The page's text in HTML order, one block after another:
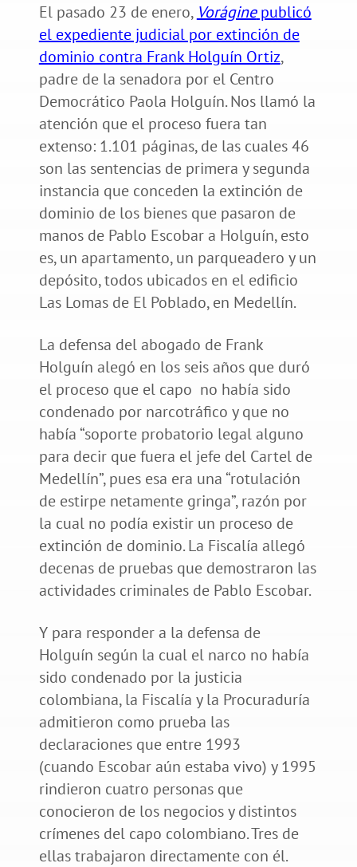
El pasado 23 de enero, Voráginepublicó
el expediente judicial por extinción de
dominio contra Frank Holguín Ortiz,
padre de la senadora por el Centro
Democrático Paola Holguín. Nos llamó la
atención que el proceso fuera tan
extenso: 1.101 páginas, de las cuales 46
son las sentencias de primera y segunda
instancia que conceden la extinción de
dominio de los bienes que pasaron de
manos de Pablo Escobar a Holguín, esto
es, un apartamento, un parqueadero y un
depósito, todos ubicados en el edificio
Las Lomas de El Poblado, en Medellín.
La defensa del abogado de Frank
Holguín alegó en los seis años que duró
el proceso que el capo no había sido
condenado por narcotráfico y que no
había “soporte probatorio legal alguno
para decir que fuera el jefe del Cartel de
Medellín”, pues esa era una “rotulación
de estirpe netamente gringa”, razón por
la cual no podía existir un proceso de
extinción de dominio. La Fiscalía allegó
decenas de pruebas que demostraron las
actividades criminales de Pablo Escobar.
Y para responder a la defensa de
Holguín según la cual el narco no había
sido condenado por la justicia
colombiana, la Fiscalía y la Procuraduría
admitieron como prueba las
declaraciones que entre 1993
(cuando Escobar aún estaba vivo) y 1995
rindieron cuatro personas que
conocieron de los negocios y distintos
crímenes del capo colombiano. Tres de
ellas trabajaron directamente con él.